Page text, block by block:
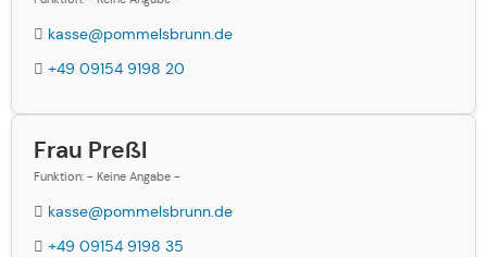
kasse@pommelsbrunn.de
+49 09154 9198 20
Frau Preßl
Funktion: - Keine Angabe -
kasse@pommelsbrunn.de
+49 09154 9198 35